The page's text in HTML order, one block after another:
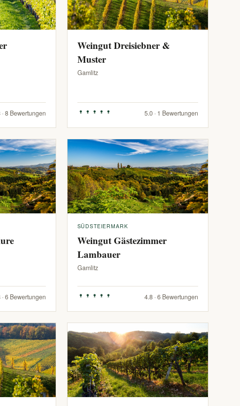
· 8 Bewertungen
Weingut Dreisiebner &
Muster
Gamlitz
5.0 · 1 Bewertungen
· 6 Bewertungen
SÜDSTEIERMARK
Weingut Gästezimmer
Lambauer
Gamlitz
4.8 · 6 Bewertungen